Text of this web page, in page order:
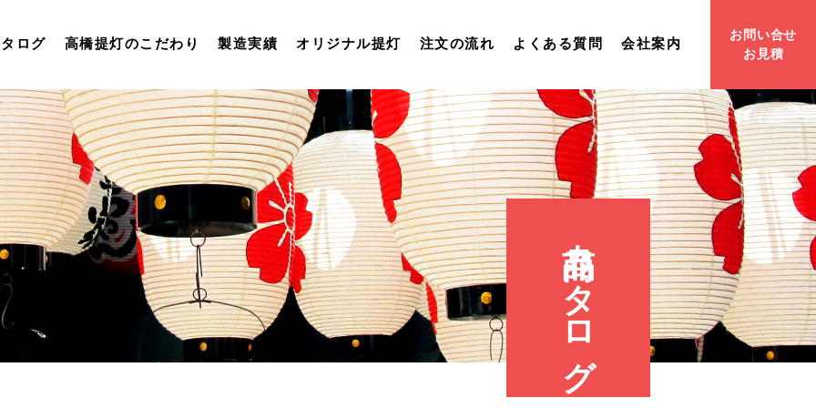
ログ 高橋提灯のこだわり 製造実績 オリジナル提灯 注文の流れ よくある質問 会社案内
お問い合せ
お見積
商品カタログ